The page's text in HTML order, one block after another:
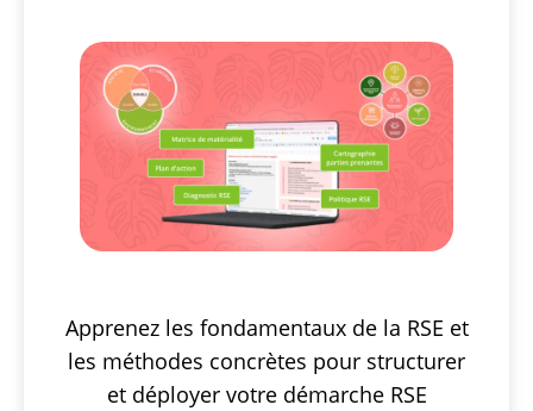
Apprenez les fondamentaux de la RSE et
les méthodes concrètes pour structurer
et déployer votre démarche RSE